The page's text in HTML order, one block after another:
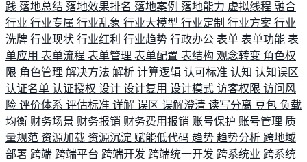
践 落地总结 落地效果排名 落地案例 落地能力 虚拟线程 融合
行业 行业专属 行业乱象 行业大模型 行业定制 行业方案 行业
洗牌 行业现状 行业红利 行业趋势 行政办公 表单 表单功能 表
单应用 表单流程 表单管理 表单配置 表结构 观念转变 角色权
限 角色管理 解决方法 解析 计算逻辑 认可标准 认知 认知误区
认证名单 认证授权 设计 设计复用 设计模式 访客权限 访问风
险 评价体系 评估标准 详解 误区 误解澄清 读写分离 豆包 负载
均衡 财务场景 财务报销 财务费用报销 账号保护 账号管理 质
量规范 资源加载 资源沉淀 赋能低代码 趋势 趋势分析 跨地域
部署 跨端 跨端平台 跨端开发 跨端统一开发 跨系统业 跨系统